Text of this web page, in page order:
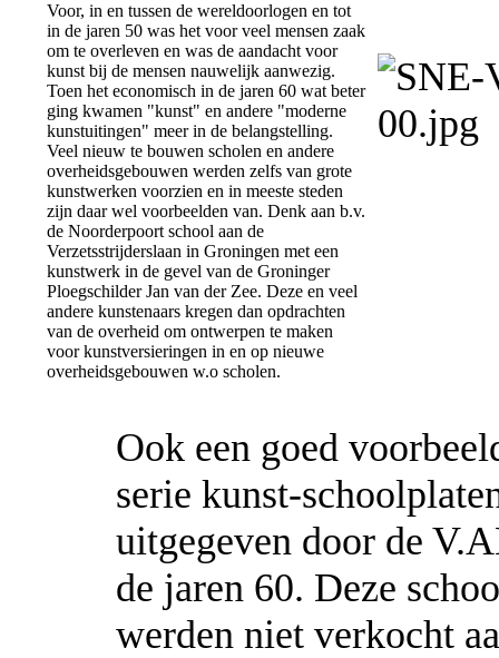
Voor, in en tussen de wereldoorlogen en tot
in de jaren 50 was het voor veel mensen zaak
om te overleven en was de aandacht voor
kunst bij de mensen nauwelijk aanwezig.
Toen het economisch in de jaren 60 wat beter
ging kwamen "kunst" en andere "moderne
kunstuitingen" meer in de belangstelling.
Veel nieuw te bouwen scholen en andere
overheidsgebouwen werden zelfs van grote
kunstwerken voorzien en in meeste steden
zijn daar wel voorbeelden van. Denk aan b.v.
de Noorderpoort school aan de
Verzetsstrijderslaan in Groningen met een
kunstwerk in de gevel van de Groninger
Ploegschilder Jan van der Zee. Deze en veel
andere kunstenaars kregen dan opdrachten
van de overheid om ontwerpen te maken
voor kunstversieringen in en op nieuwe
overheidsgebouwen w.o scholen.
Ook een goed
serie kunst-
uitgegeven door de
de jaren 60. Deze
werden niet verkocht